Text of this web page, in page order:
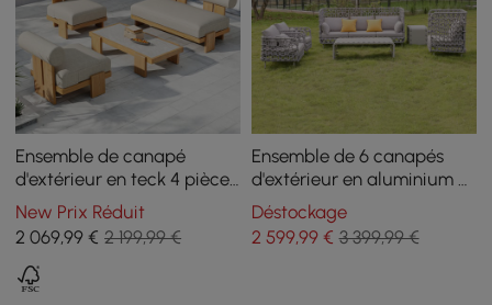
Ensemble de canapé
d'extérieur en teck 4 pièces
avec table basse
New Prix Réduit
2 069,99 € 2 199,99 €
Ensemble de 6 canapés
d'extérieur en aluminium et
corde avec table basse et
coussin en gris
Déstockage
2 599,99€ 3 399,99 €